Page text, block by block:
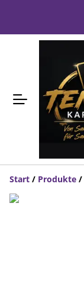
Start / Produkte /